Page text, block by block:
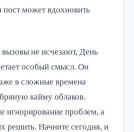
может вдохновить
вызовы не исчезают, День
особый смысл. Он
в сложные времена
кайму облаков.
игнорирование проблем, а
решить. Начните сегодня, и